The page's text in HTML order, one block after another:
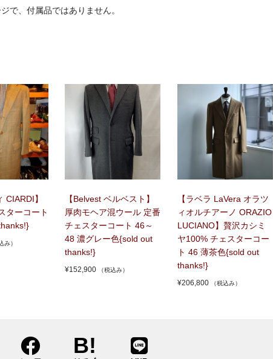
で、付属品ではありません。
CIARDI】
ターコート
み）
【Belvest ベルベスト】
厚肉モヘア混ウール 定番
チェスターコート 46～
48 濃グレー色{sold out
thanks!}
¥152,900 （税込み）
【ラベラ LaVera オラツ
ィオルチアーノ ORAZIO
LUCIANO】贅沢カシミ
ヤ100% チェスターコー
ト 46 薄茶色{sold out
thanks!}
¥206,800 （税込み）